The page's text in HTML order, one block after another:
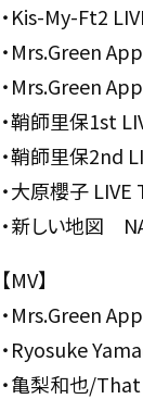
・Kis-My-Ft2
・Mrs.Green
・Mrs.Green
・鞘師里保1st
・鞘師里保2nd
・大原櫻子 LIVE
・新しい地図
【MV】
・Mrs.Green
・Ryosuke
・亀梨和也/